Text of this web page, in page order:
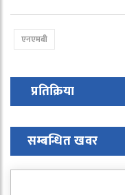
एनएमबी
प्रतिक्रिया
सम्बन्धित खवर